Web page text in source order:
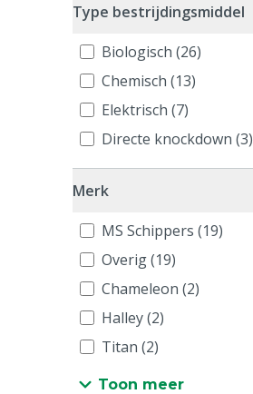
Type bestrijdingsmiddel
Biologisch (26)
Chemisch (13)
Elektrisch (7)
Directe knockdown (3)
Merk
MS Schippers (19)
Overig (19)
Chameleon (2)
Halley (2)
Titan (2)
Toon meer